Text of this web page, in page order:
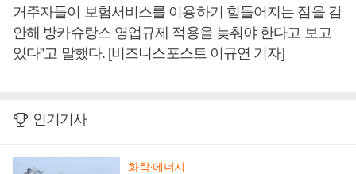
거주자들이 보험서비스를 이용하기 힘들어지는 점을 감
안해 방카슈랑스 영업규제 적용을 늦춰야 한다고 보고
있다”고 말했다. [비즈니스포스트 이규연 기자]
인기기사
화학·에너지